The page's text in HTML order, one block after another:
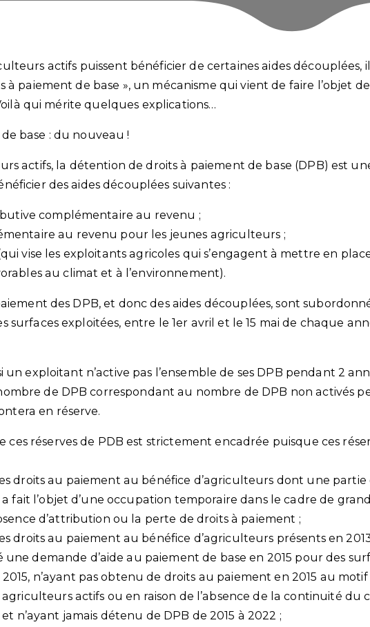
actifs puissent bénéficier de certaines aides découplées,
à paiement de base », un mécanisme qui vient de faire l’objet
qui mérite quelques explications…
base : du nouveau !
actifs, la détention de droits à paiement de base (DPB) est
des aides découplées suivantes :
complémentaire au revenu ;
au revenu pour les jeunes agriculteurs ;
vise les exploitants agricoles qui s’engagent à mettre en
au climat et à l’environnement).
des DPB, et donc des aides découplées, sont
surfaces exploitées, entre le 1er avril et le 15 mai de chaque
exploitant n’active pas l’ensemble de ses DPB pendant 2
de DPB correspondant au nombre de DPB non activés
en réserve.
ces réserves de PDB est strictement encadrée puisque ces
droits au paiement au bénéfice d’agriculteurs dont une partie
a fait l’objet d’une occupation temporaire dans le cadre de
d’attribution ou la perte de droits à paiement ;
droits au paiement au bénéfice d’agriculteurs présents en
une demande d’aide au paiement de base en 2015 pour des
n’ayant pas obtenu de droits au paiement en 2015 au motif
agriculteurs actifs ou en raison de l’absence de la continuité du
et n’ayant jamais détenu de DPB de 2015 à 2022 ;